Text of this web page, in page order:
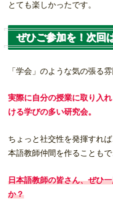
とても楽しかったです。
ぜひご参加を！次回
「学会」のような気の張る
実際に自分の授業に取り入
ける学びの多い研究会。
ちょっと社交性を発揮すれ
本語教師仲間を作ることもで
日本語教師の皆さん、ぜひ
か？